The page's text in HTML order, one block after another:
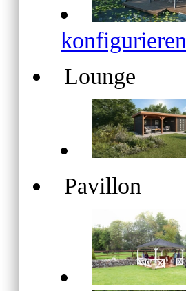
konfigurieren
Lounge
Pavillon